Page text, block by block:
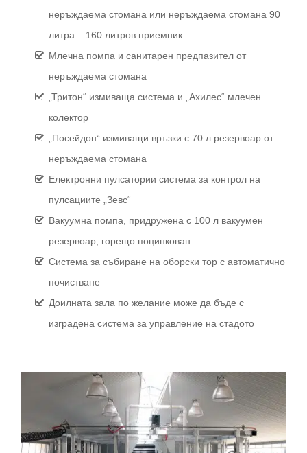
неръждаема стомана или неръждаема стомана 90
литра – 160 литров приемник.
Млечна помпа и санитарен предпазител от
неръждаема стомана
„Тритон“ измиваща система и „Ахилес“ млечен
колектор
„Посейдон“ измиващи връзки с 70 л резервоар от
неръждаема стомана
Електронни пулсатории система за контрол на
пулсациите „Зевс“
Вакуумна помпа, придружена с 100 л вакуумен
резервоар, горещо поцинкован
Система за събиране на оборски тор с автоматично
почистване
Доилната зала по желание може да бъде с
изградена система за управление на стадото